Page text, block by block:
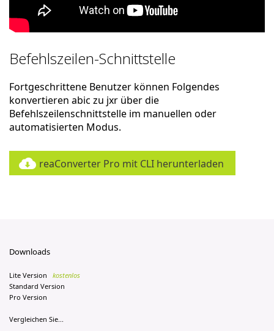
Befehlszeilen-Schnittstelle
Fortgeschrittene Benutzer können Folgendes
konvertieren abic zu jxr über die
Befehlszeilenschnittstelle im manuellen oder
automatisierten Modus.
reaConverter Pro mit CLI herunterladen
Downloads
Lite Version
kostenlos
Standard Version
Pro Version
Vergleichen Sie...